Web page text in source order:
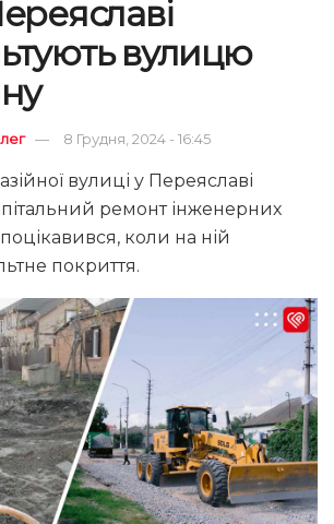
вулицю
8 Грудня, 2024 - 16:45
вулиці у Переяславі
ремонт інженерних
поцікавився, коли на ній
покриття.